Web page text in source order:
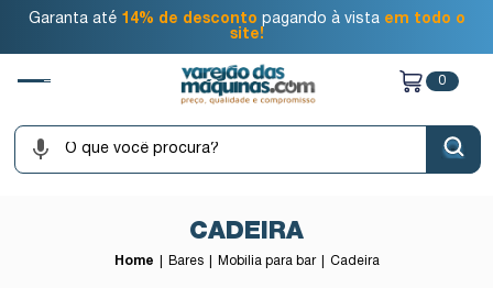
Garanta até 14% de desconto pagando à vista em todo o
site!
0
CADEIRA
Home Bares Mobília para bar Cadeira